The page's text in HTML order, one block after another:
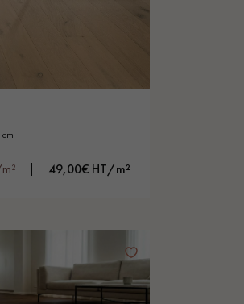
49,00€ HT/m²